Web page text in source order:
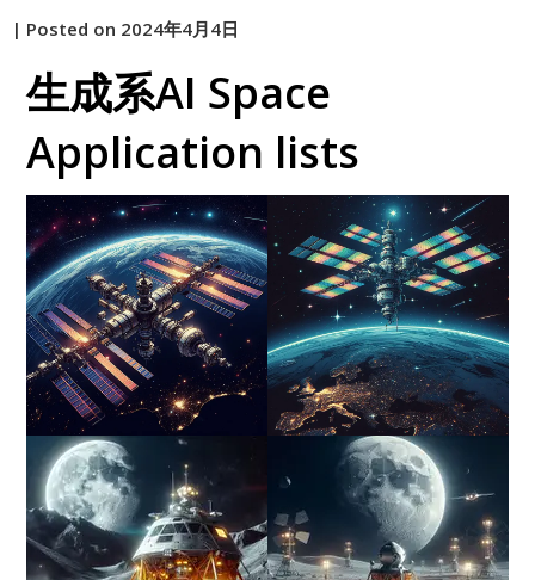
by
| Posted on 2024年4月4日
生成系AI Space
Application lists